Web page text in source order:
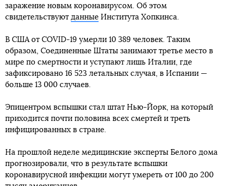
заражение новым коронавирусом. Об этом
свидетельствуют данные Института Хопкинса.
В США от COVID-19 умерли 10 389 человек. Таким
образом, Соединенные Штаты занимают третье место в
мире по смертности и уступают лишь Италии, где
зафиксировано 16 523 летальных случая, в Испании —
больше 13 000 случаев.
Эпицентром вспышки стал штат Нью-Йорк, на который
приходится почти половина всех смертей и треть
инфицированных в стране.
На прошлой неделе медицинские эксперты Белого дома
прогнозировали, что в результате вспышки
коронавирусной инфекции могут умереть от 100 до 200